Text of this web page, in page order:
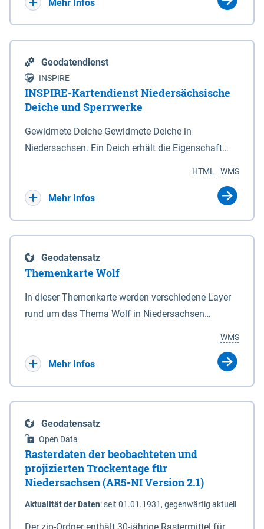
Mehr Infos
Geodatendienst
INSPIRE
INSPIRE-Kartendienst Niedersächsische
Deiche und Sperrwerke
Gewidmete Deiche Gewidmete Deiche in
Niedersachsen. Ein Deich erhält die Eigenschaft
Deichbehörde durch Verordnung ausspricht. Für
enthalten. Sperrwerke Sperrwerke sind Bauwerke
mit Sperrvorrichtungen in Tidegewässern, die dem
Schutz eines Gebietes vor erhöhten Tiden, vor allem
vor Sturmfluten, zu dienen bestimmt sind (§2 Abs.3
Eigenschaft eines Sperrwerkes durch Widmung, die
die Deichbehörde durch Verordnung ausspricht.
WMS
HTML
Mehr Infos
Geodatensatz
Themenkarte Wolf
In dieser Themenkarte werden verschiedene Layer
rund um das Thema Wolf in Niedersachsen
sowie Status der bestehenden Wolfsterritorien im
laufenden Monitoringjahr.
WMS
Mehr Infos
Geodatensatz
Open Data
Rasterdaten der beobachteten und
projizierten Trockentage für
Niedersachsen (AR5-NI Version 2.1)
Aktualität der Daten:seit 01.01.1931, gegenwärtig aktuell